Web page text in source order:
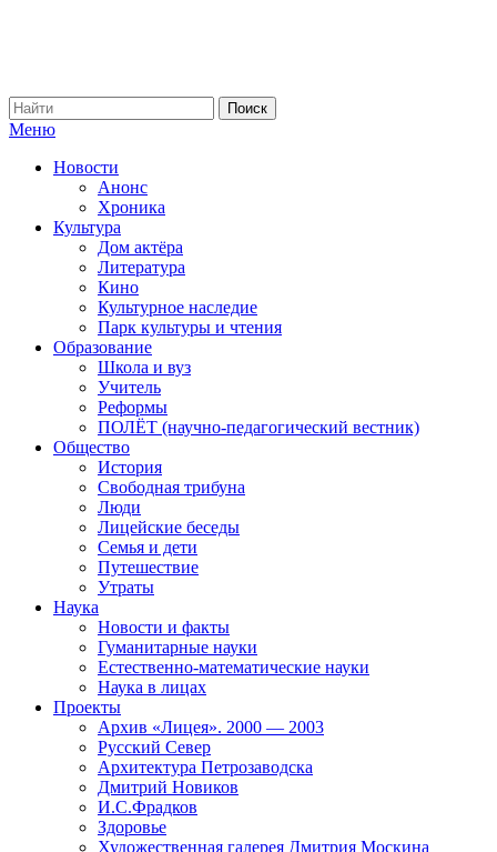
Меню
Новости
Анонс
Хроника
Культура
Дом актёра
Литература
Кино
Культурное наследие
Парк культуры и чтения
Образование
Школа и вуз
Учитель
Реформы
ПОЛЁТ (научно-педагогический вестник)
Общество
История
Свободная трибуна
Люди
Лицейские беседы
Семья и дети
Путешествие
Утраты
Наука
Новости и факты
Гуманитарные науки
Естественно-математические науки
Наука в лицах
Проекты
Архив «Лицея». 2000 — 2003
Русский Север
Архитектура Петрозаводска
Дмитрий Новиков
И.С.Фрадков
Здоровье
Художественная галерея Дмитрия Москина